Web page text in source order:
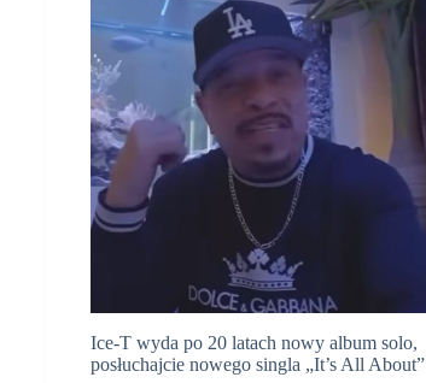
Ice-T wyda po 20 latach nowy album solo,
posłuchajcie nowego singla „It’s All About”